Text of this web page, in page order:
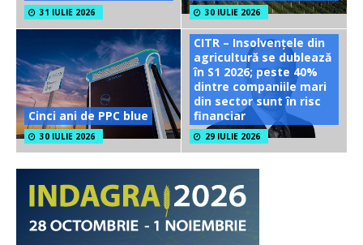
31 IULIE 2026 30 IULIE 2026
Cinci ani de PPC blue
30 IULIE 2026
CITR – Insolvențele din
agricultură se dublează
în S1 2026; peste 40%
dintre companiile mari
din sector sunt în risc
financiar
29 IULIE 2026